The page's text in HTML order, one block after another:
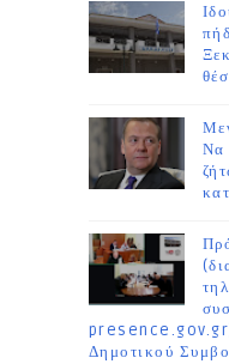
Να
presence.gov.gr)
Δημοτικού